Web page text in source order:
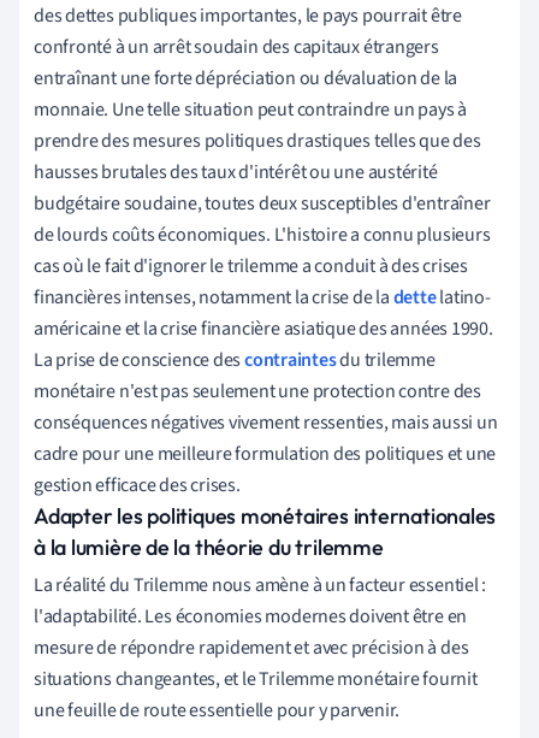
des dettes publiques importantes, le pays pourrait être
confronté à un arrêt soudain des capitaux étrangers
entraînant une forte dépréciation ou dévaluation de la
monnaie. Une telle situation peut contraindre un pays à
prendre des mesures politiques drastiques telles que des
hausses brutales des taux d'intérêt ou une austérité
budgétaire soudaine, toutes deux susceptibles d'entraîner
de lourds coûts économiques. L'histoire a connu plusieurs
cas où le fait d'ignorer le trilemme a conduit à des crises
financières intenses, notamment la crise de ladettelatino-
américaine et la crise financière asiatique des années 1990.
La prise de conscience descontraintesdu trilemme
monétaire n'est pas seulement une protection contre des
conséquences négatives vivement ressenties, mais aussi un
cadre pour une meilleure formulation des politiques et une
gestion efficace des crises.
Adapter les politiques monétaires internationales
à la lumière de la théorie du trilemme
La réalité du Trilemme nous amène à un facteur essentiel :
l'adaptabilité. Les économies modernes doivent être en
mesure de répondre rapidement et avec précision à des
situations changeantes, et le Trilemme monétaire fournit
une feuille de route essentielle pour y parvenir.